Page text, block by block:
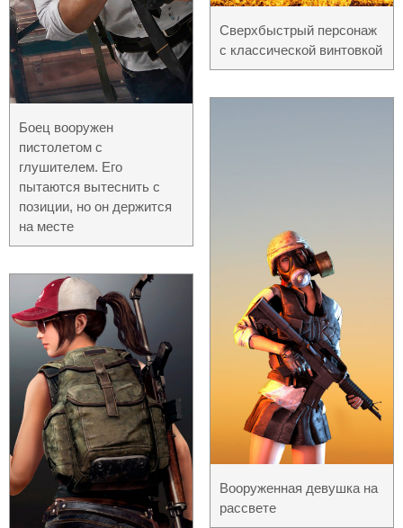
Боец вооружен
пистолетом с
глушителем. Его
пытаются вытеснить с
позиции, но он держится
на месте
Сверхбыстрый персонаж
с классической винтовкой
Вооруженная девушка на
рассвете